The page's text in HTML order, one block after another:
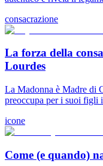
consacrazione
La forza della
Lourdes
La Madonna è Madre di
preoccupa per i suoi figli
icone
Come (e quando)